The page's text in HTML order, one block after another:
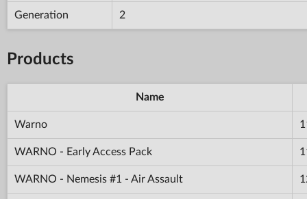
Generation 2
Products
Name
Warno
WARNO - Early Access Pack
WARNO - Nemesis #1 - Air Assault